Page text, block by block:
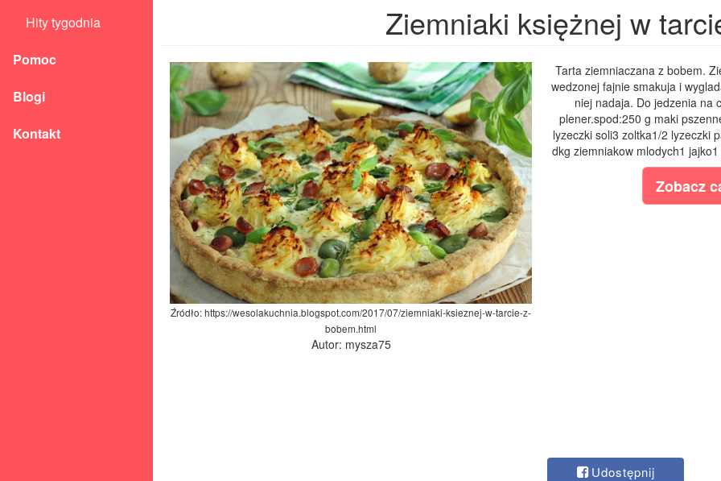
Hity tygodnia
Pomoc
Blogi
Kontakt
Ziemniaki księżnej w
Źródło: https://wesolakuchnia.blogspot.com/2017/07/ziemniaki-ksieznej-w-tarcie-z-
bobem.html
Autor: mysza75
Tarta ziemniaczana z bobem.
wedzonej fajnie smakuja i
niej nadaja. Do jedzenia na
plener.spod:250 g maki
lyzeczki soli3 zoltka1/2 lyzeczki
dkg ziemniakow mlodych1
Zobacz
Udostępnij